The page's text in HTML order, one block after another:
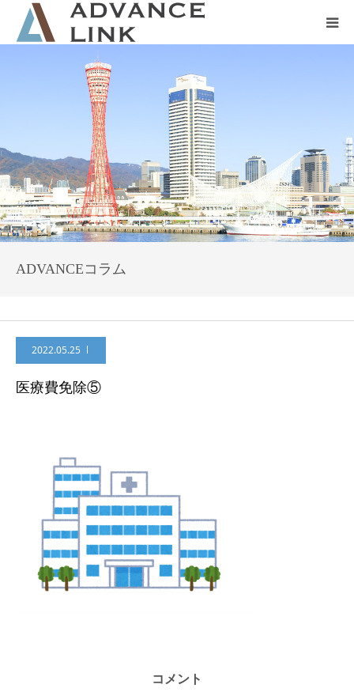
ADVANCEコラム
2022.05.25
医療費免除⑤
コメント
会社概要
ネット保険
事業保険